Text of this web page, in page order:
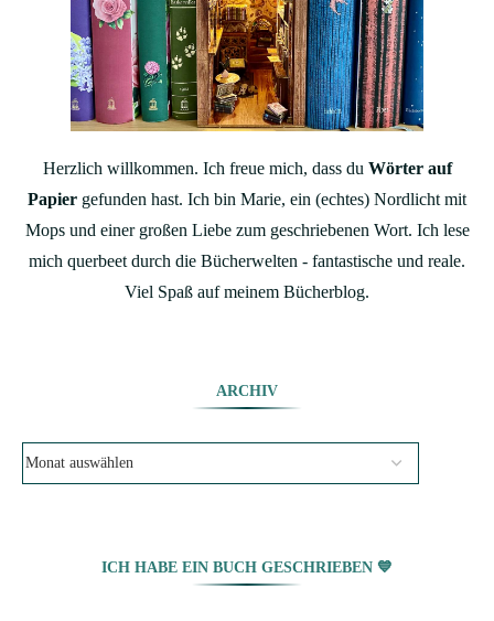
Herzlich willkommen. Ich freue mich, dass du Wörter auf
Papier gefunden hast. Ich bin Marie, ein (echtes) Nordlicht mit
Mops und einer großen Liebe zum geschriebenen Wort. Ich lese
mich querbeet durch die Bücherwelten - fantastische und reale.
Viel Spaß auf meinem Bücherblog.
ARCHIV
ICH HABE EIN BUCH GESCHRIEBEN 💙